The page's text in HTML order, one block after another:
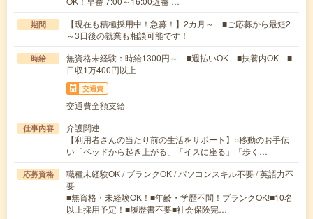
期間
【現在も積極採用中！急募！】2カ月～ ■ご応募から最短2
～3日後の就業も相談可能です！
時給
無資格未経験：時給1300円～ ■週払いOK ■扶養内OK ■
日収1万400円以上
交通費
交通費全額支給
仕事内容
介護関連
【利用者さんの当たり前の生活をサポート】○移動のお手伝
い「ベッドから起き上がる」「イスに座る」「歩く…
応募資格
職種未経験OK / ブランクOK / パソコンスキル不要 / 英語力不
要
■無資格・未経験OK！■年齢・学歴不問！ブランクOK!■10名
以上採用予定！■履歴書不要■社会保険完…